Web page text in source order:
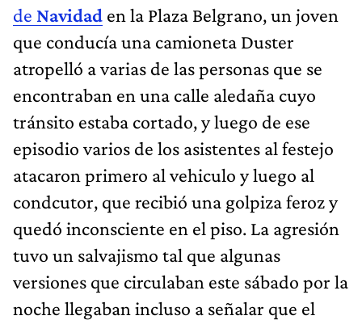
de Navidad en la Plaza Belgrano, un joven
que conducía una camioneta Duster
atropelló a varias de las personas que se
encontraban en una calle aledaña cuyo
tránsito estaba cortado, y luego de ese
episodio varios de los asistentes al festejo
atacaron primero al vehiculo y luego al
condcutor, que recibió una golpiza feroz y
quedó inconsciente en el piso. La agresión
tuvo un salvajismo tal que algunas
versiones que circulaban este sábado por la
noche llegaban incluso a señalar que el